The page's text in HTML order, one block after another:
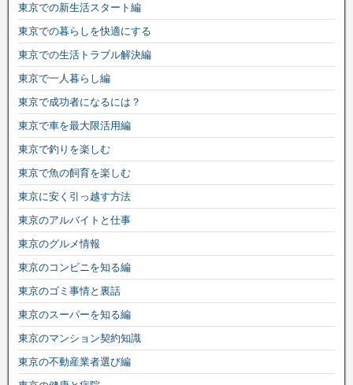
東京での新生活スタート編
東京での暮らしを快適にする
東京での生活トラブル解決編
東京で一人暮らし編
東京で成功者になるには？
東京で車を最大限活用編
東京で釣りを楽しむ
東京で魚の飼育を楽しむ
東京に安く引っ越す方法
東京のアルバイトと仕事
東京のグルメ情報
東京のコンビニを知る編
東京のゴミ事情と裏話
東京のスーパーを知る編
東京のマンション契約知識
東京の不動産業者選び編